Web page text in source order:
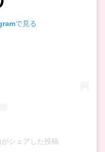
で見る
シェアした投稿